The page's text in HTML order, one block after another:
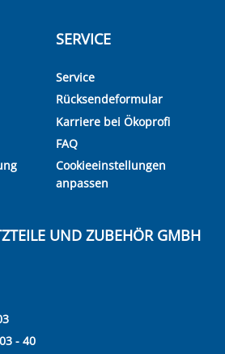
SERVICE
Service
Rücksendeformular
Karriere bei Ökoprofi
FAQ
Cookieeinstellungen
anpassen
UND ZUBEHÖR GMBH
- 40